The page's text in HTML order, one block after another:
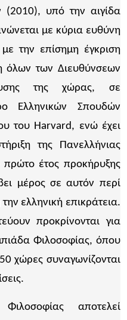
(2010), υπό την αιγίδα
με κύρια ευθύνη
την επίσημη έγκριση
όλων των Διευθύνσεων
της χώρας, σε
Ελληνικών Σπουδών
του Harvard, ενώ έχει
της Πανελλήνιας
έτος προκήρυξης
μέρος σε αυτόν περί
ελληνική επικράτεια.
προκρίνονται για
Φιλοσοφίας, όπου
χώρες συναγωνίζονται
αποτελεί